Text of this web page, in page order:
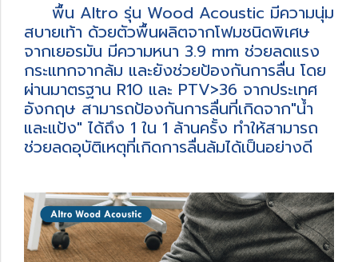
พื้น Altro รุ่น Wood Acoustic มีความนุ่ม
สบายเท้า ด้วยตัวพื้นผลิตจากโฟมชนิดพิเศษ
จากเยอรมัน มีความหนา 3.9 mm ช่วยลดแรง
กระแทกจากล้ม และยังช่วยป้องกันการลื่น โดย
ผ่านมาตรฐาน R10 และ PTV>36 จากประเทศ
อังกฤษ สามารถป้องกันการลื่นที่เกิดจาก"น้ำ
และแป้ง" ได้ถึง 1 ใน 1 ล้านครั้ง ทำให้สามารถ
ช่วยลดอุบัติเหตุที่เกิดการลื่นล้มได้เป็นอย่างดี